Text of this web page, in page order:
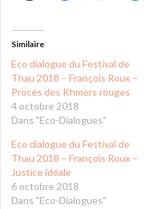
Similaire
Eco dialogue du Festival de
Thau 2018 – François Roux –
Procès des Khmers rouges
4 octobre 2018
Dans "Eco-Dialogues"
Eco dialogue du Festival de
Thau 2018 – François Roux –
Justice idéale
6 octobre 2018
Dans "Eco-Dialogues"